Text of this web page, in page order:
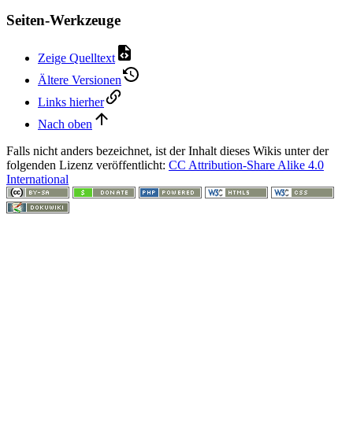
Seiten-Werkzeuge
Zeige Quelltext
Ältere Versionen
Links hierher
Nach oben
Falls nicht anders bezeichnet, ist der Inhalt dieses Wikis unter der
folgenden Lizenz veröffentlicht: CC Attribution-Share Alike 4.0
International